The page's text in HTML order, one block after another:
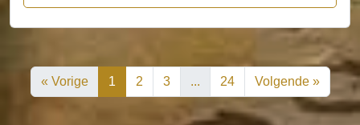
« Vorige 1 2 3 ... 24 Volgende »